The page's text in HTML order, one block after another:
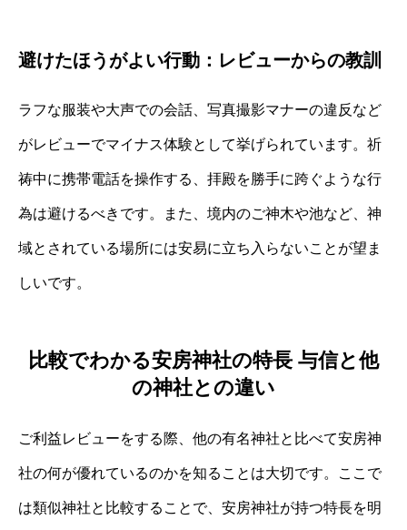
避けたほうがよい行動：レビューからの教訓
ラフな服装や大声での会話、写真撮影マナーの違反など
がレビューでマイナス体験として挙げられています。祈
祷中に携帯電話を操作する、拝殿を勝手に跨ぐような行
為は避けるべきです。また、境内のご神木や池など、神
域とされている場所には安易に立ち入らないことが望ま
しいです。
比較でわかる安房神社の特長 与信と他
の神社との違い
ご利益レビューをする際、他の有名神社と比べて安房神
社の何が優れているのかを知ることは大切です。ここで
は類似神社と比較することで、安房神社が持つ特長を明